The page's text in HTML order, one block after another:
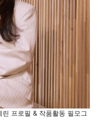
프로필 & 작품활동 필모그